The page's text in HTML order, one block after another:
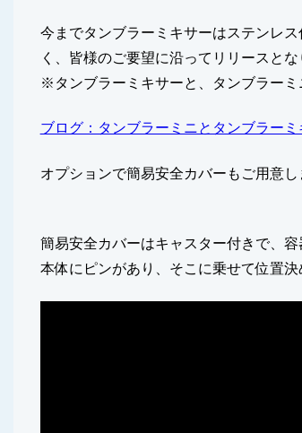
今までタンブラーミキサーはステンレ
く、皆様のご要望に沿ってリリースとな
※タンブラーミキサーと、タンブラーミ
ブログ：タンブラーミニとタンブラー
オプションで簡易安全カバーもご用意し
簡易安全カバーはキャスター付きで、
本体にピンがあり、そこに乗せて位置